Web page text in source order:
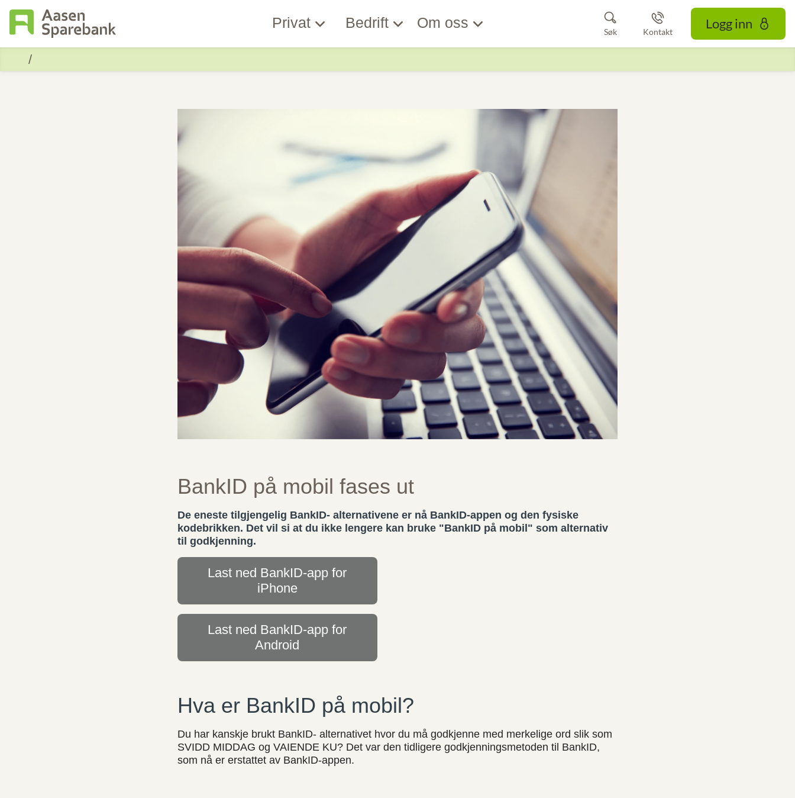
Privat Bedrift Om oss
Søk Kontakt
Logg inn
BankID på mobil fases ut
De eneste tilgjengelig BankID- alternativene er nå BankID-appen og den fysiske
kodebrikken. Det vil si at du ikke lengere kan bruke "BankID på mobil" som alternativ
til godkjenning.
Last ned BankID-app for
iPhone
Last ned BankID-app for
Android
Hva er BankID på mobil?
Du har kanskje brukt BankID- alternativet hvor du må godkjenne med merkelige ord slik som
SVIDD MIDDAG og VAIENDE KU? Det var den tidligere godkjenningsmetoden til BankID,
som nå er erstattet av BankID-appen.